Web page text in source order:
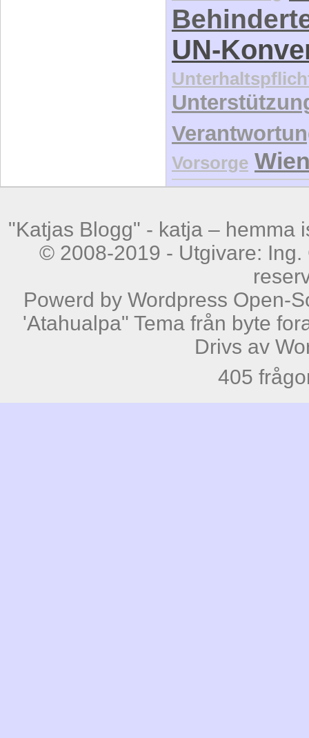
UN-
Vorsorge
"Katjas Blogg" - katja – hemma
© 2008-2019 - Utgivare:
Powerd by Wordpress Open-
'Atahualpa" Tema från byte
Drivs av
405